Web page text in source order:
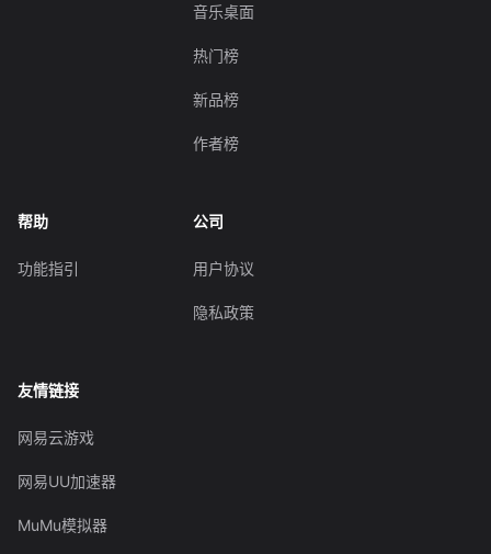
音乐桌面
热门榜
新品榜
作者榜
帮助
功能指引
公司
用户协议
隐私政策
友情链接
网易云游戏
网易UU加速器
MuMu模拟器